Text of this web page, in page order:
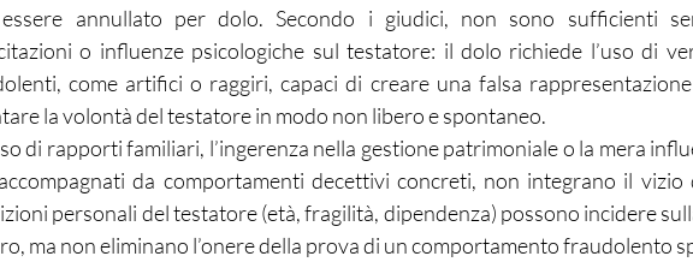
annullato per dolo. Secondo i giudici, non sono sufficienti
o influenze psicologiche sul testatore: il dolo richiede l’uso di
come artifici o raggiri, capaci di creare una falsa
la volontà del testatore in modo non libero e spontaneo.
di rapporti familiari, l’ingerenza nella gestione patrimoniale o la mera
da comportamenti decettivi concreti, non integrano il vizio
personali del testatore (età, fragilità, dipendenza) possono incidere
ma non eliminano l’onere della prova di un comportamento fraudolento